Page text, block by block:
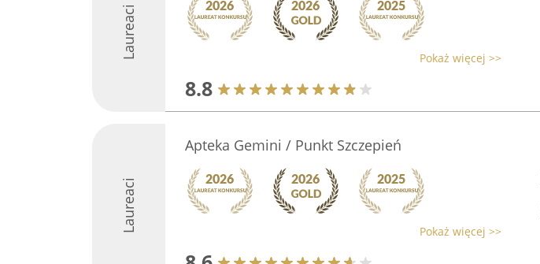
Laureaci Pokaż więcej >>
8.8
Laureaci
Apteka Gemini / Punkt Szczepień
Pokaż więcej >>